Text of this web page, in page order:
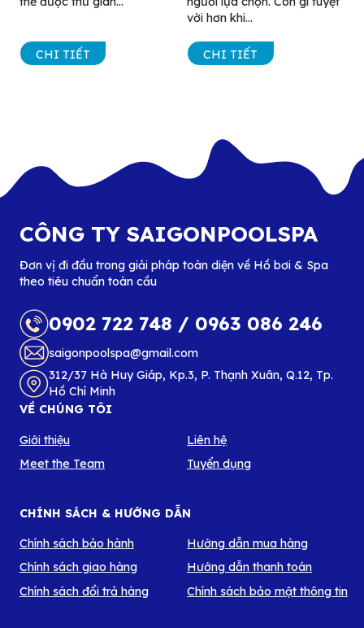
CHI TIẾT
vời hơn khi...
CHI TIẾT
CÔNG TY SAIGONPOOLSPA
Đơn vị đi đầu trong giải pháp toàn diện về Hồ bơi & Spa
theo tiêu chuẩn toàn cầu
0902 722 748 / 0963 086 246
saigonpoolspa@gmail.com
312/37 Hà Huy Giáp, Kp.3, P. Thạnh Xuân, Q.12, Tp.
Hồ Chí Minh
VỀ CHÚNG TÔI
Giới thiệu
Meet the Team
Liên hệ
Tuyển dụng
CHÍNH SÁCH & HƯỚNG DẪN
Chính sách bảo hành
Chính sách giao hàng
Chính sách đổi trả hàng
Hướng dẫn mua hàng
Hướng dẫn thanh toán
Chính sách bảo mật thông tin